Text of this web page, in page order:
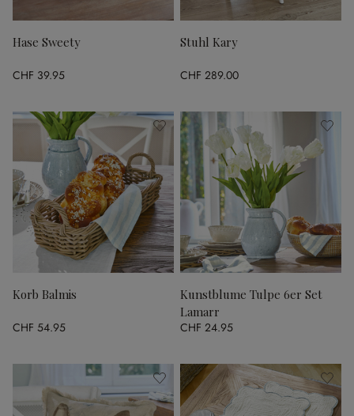
Hase Sweety
CHF 39.95
Stuhl Kary
CHF 289.00
Korb Balmis
CHF 54.95
Kunstblume Tulpe 6er Set
Lamarr
CHF 24.95